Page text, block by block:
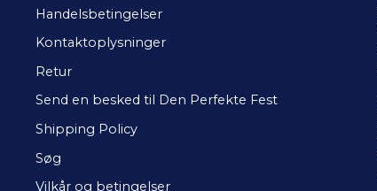
Handelsbetingelser
Kontaktoplysninger
Retur
Send en besked til Den Perfekte Fest
Shipping Policy
Søg
Vilkår og betingelser